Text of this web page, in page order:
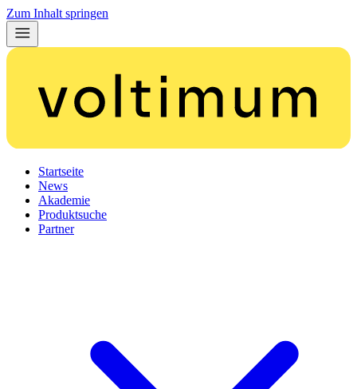
Zum Inhalt springen
Startseite
News
Akademie
Produktsuche
Partner